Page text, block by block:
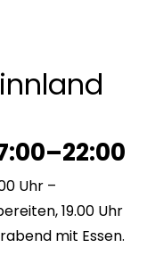
Uhr –
19.00 Uhr
mit Essen.